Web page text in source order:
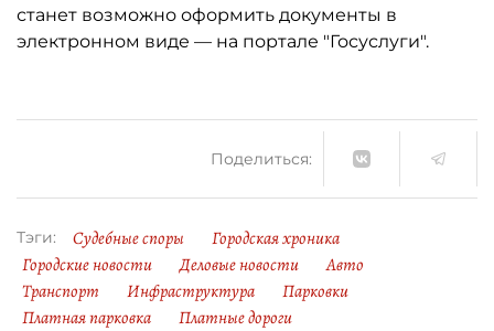
станет возможно оформить документы в
электронном виде — на портале "Госуслуги".
Поделиться:
Тэги: Судебные споры
Городская хроника
Городские новости
Деловые новости
Авто
Транспорт
Инфраструктура
Парковки
Платная парковка
Платные дороги